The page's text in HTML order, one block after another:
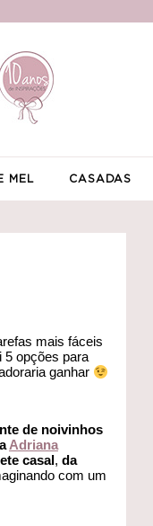
MEL CASADAS
mais fáceis
5 opções para
ganhar
de noivinhos
Adriana
casal, da
com um